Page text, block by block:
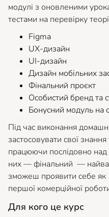
модулі з оновленими
тестами на перевірку
Figma
UX-дизайн
UI-дизайн
Дизайн мобільних
Фінальний проєкт
Особистий бренд та
Бонусний модуль на
Під час виконання
застосовувати свої
працюючи послідовно
них — фінальний —
зможеш проявити себе
першої комерційної
Для кого це курс